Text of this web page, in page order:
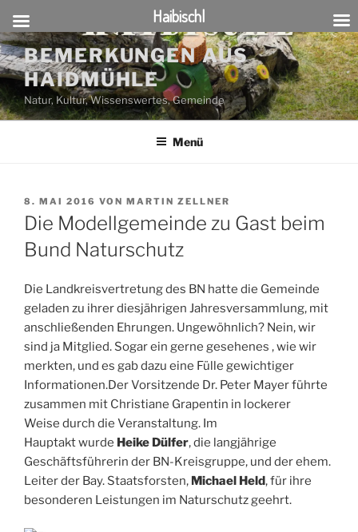
Zum
Inhalt
springen
BEMERKUNGEN AUS
HAIDMÜHLE
Natur, Kultur, Wissenswertes, Gemeinde
Menü
VERÖFFENTLICHT
AM
8. MAI 2016 VON MARTIN ZELLNER
Die Modellgemeinde zu Gast beim
Bund Naturschutz
Die Landkreisvertretung des BN hatte die Gemeinde
geladen zu ihrer diesjährigen Jahresversammlung, mit
anschließenden Ehrungen. Ungewöhnlich? Nein, wir
sind ja Mitglied. Sogar ein gerne gesehenes , wie wir
merkten, und es gab dazu eine Fülle gewichtiger
Informationen.Der Vorsitzende Dr. Peter Mayer führte
zusammen mit Christiane Grapentin in lockerer
Weise durch die Veranstaltung. Im
Hauptakt wurde Heike Dülfer, die langjährige
Geschäftsführerin der BN-Kreisgruppe, und der ehem.
Leiter der Bay. Staatsforsten, Michael Held, für ihre
besonderen Leistungen im Naturschutz geehrt.
Haibischl